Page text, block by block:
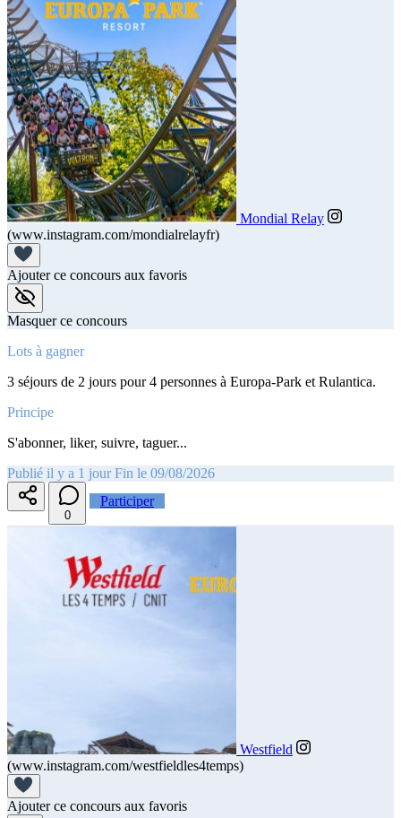
Mondial Relay
(www.instagram.com/mondialrelayfr)
Ajouter ce concours aux favoris
Masquer ce concours
Lots à gagner
3 séjours de 2 jours pour 4 personnes à Europa-Park et Rulantica.
Principe
S'abonner, liker, suivre, taguer...
Publié il y a 1 jour Fin le 09/08/2026
0
Participer
Westfield
(www.instagram.com/westfieldles4temps)
Ajouter ce concours aux favoris